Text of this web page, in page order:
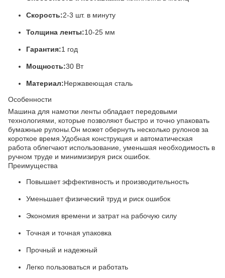
Скорость:2-3 шт. в минуту
Толщина ленты:10-25 мм
Гарантия:1 год
Мощность:30 Вт
Материал:Нержавеющая сталь
Особенности
Машина для намотки ленты обладает передовыми
технологиями, которые позволяют быстро и точно упаковать
бумажные рулоны.Он может обернуть несколько рулонов за
короткое время.Удобная конструкция и автоматическая
работа облегчают использование, уменьшая необходимость в
ручном труде и минимизируя риск ошибок.
Преимущества
Повышает эффективность и производительность
Уменьшает физический труд и риск ошибок
Экономия времени и затрат на рабочую силу
Точная и точная упаковка
Прочный и надежный
Легко пользоваться и работать